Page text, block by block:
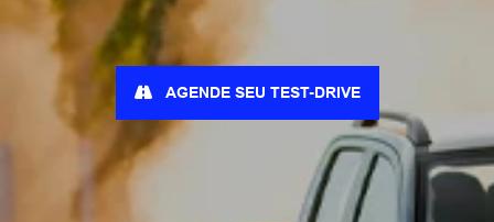
AGENDE SEU TEST-DRIVE